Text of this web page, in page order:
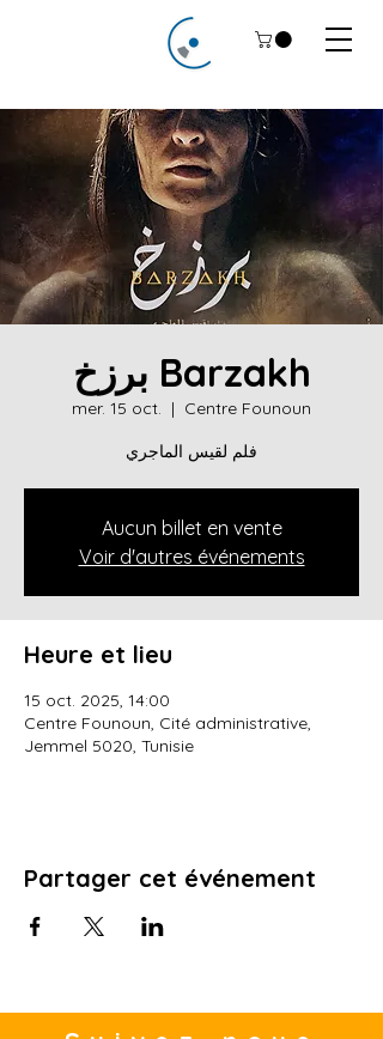
برزخ Barzakh
mer. 15 oct.
  |
Centre Founoun
فلم لقيس الماجري
Aucun billet en vente
Voir d'autres événements
Heure et lieu
15 oct. 2025, 14:00
Centre Founoun, Cité administrative,
Jemmel 5020, Tunisie
Partager cet événement